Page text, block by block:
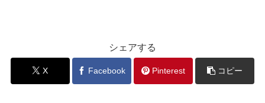
シェアする
X Facebook Pinterest コピー